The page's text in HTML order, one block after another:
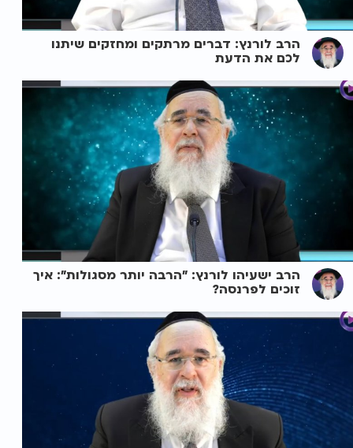
הרב לורנץ: דברים מרתקים ומחזקים שיתנו
לכם את הדעת
הרב ישעיהו לורנץ: "הרבה יותר מסגולות": איך
זוכים לפרנסה?